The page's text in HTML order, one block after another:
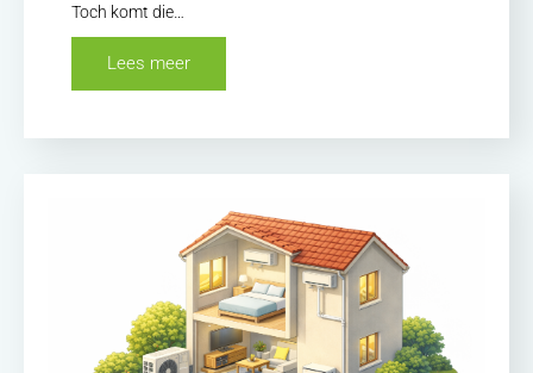
Toch komt die…
Lees meer